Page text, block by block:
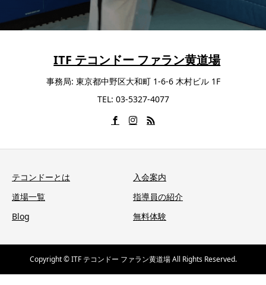
ITF テコンドー ファラン黄道場
事務局: 東京都中野区大和町 1-6-6 木村ビル 1F
TEL: 03-5327-4077
テコンドーとは
入会案内
道場一覧
指導員の紹介
Blog
無料体験
Copyright © ITF テコンドー ファラン黄道場 All Rights Reserved.